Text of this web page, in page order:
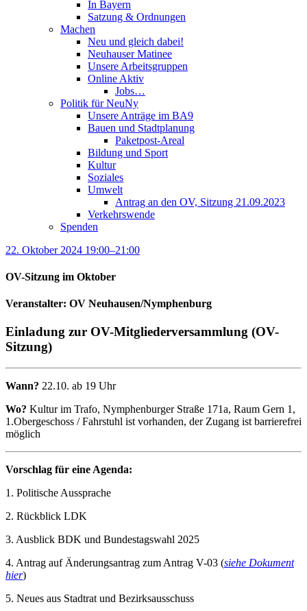
In Bayern
Satzung & Ordnungen
Machen
Neu und gleich dabei!
Neuhauser Matinee
Unsere Arbeitsgruppen
Online Aktiv
Jobs…
Politik für NeuNy
Unsere Anträge im BA9
Bauen und Stadtplanung
Paketpost-Areal
Bildung und Sport
Kultur
Soziales
Umwelt
Antrag an den OV, Sitzung 21.09.2023
Verkehrswende
Spenden
22. Oktober 2024 19:00–21:00
OV-Sitzung im Oktober
Veranstalter: OV Neuhausen/Nymphenburg
Einladung zur OV-Mitgliederversammlung (OV-
Sitzung)
Wann? 22.10. ab 19 Uhr
Wo? Kultur im Trafo, Nymphenburger Straße 171a, Raum Gern 1,
1.Obergeschoss / Fahrstuhl ist vorhanden, der Zugang ist barrierefrei
möglich
Vorschlag für eine Agenda:
1. Politische Aussprache
2. Rückblick LDK
3. Ausblick BDK und Bundestagswahl 2025
4. Antrag auf Änderungsantrag zum Antrag V-03 (siehe Dokument
hier)
5. Neues aus Stadtrat und Bezirksausschuss